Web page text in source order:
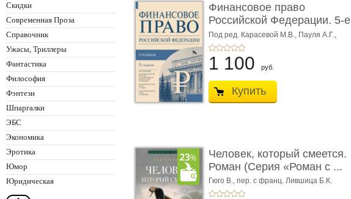
Скидки
Современная Проза
Справочник
Ужасы, Триллеры
Фантастика
Философия
Фэнтези
Шпаргалки
ЭБС
Экономика
Эротика
Юмор
Юридическая
Финансовое право
Российской Федерации. 5-е
изд� ...
Под ред. Карасевой М.В., Пауля А.Г.,
Красюкова А.В.
1 100 руб.
Купить
Человек, который смеется.
Роман (Серия «Роман с ...
Гюго В., пер. с франц. Лившица Б.К.